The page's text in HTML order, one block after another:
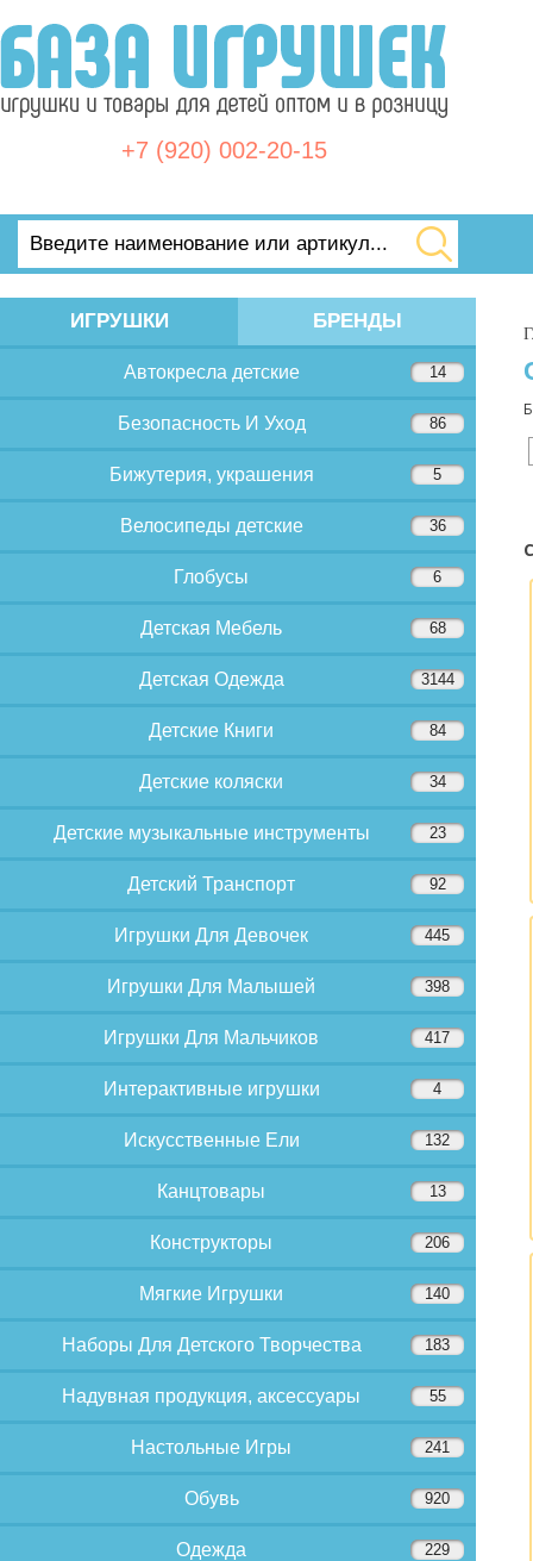
+7 (920) 002-20-15
ИГРУШКИ БРЕНДЫ
Автокресла детские 14
Безопасность И Уход 86
Бижутерия, украшения 5
Велосипеды детские 36
Глобусы 6
Детская Мебель 68
Детская Одежда 3144
Детские Книги 84
Детские коляски 34
Детские музыкальные инструменты 23
Детский Транспорт 92
Игрушки Для Девочек 445
Игрушки Для Малышей 398
Игрушки Для Мальчиков 417
Интерактивные игрушки 4
Искусственные Ели 132
Канцтовары 13
Конструкторы 206
Мягкие Игрушки 140
Наборы Для Детского Творчества 183
Надувная продукция, аксессуары 55
Настольные Игры 241
Обувь 920
Одежда 229